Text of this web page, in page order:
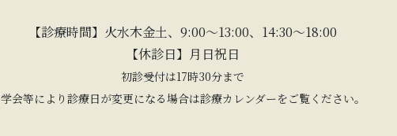
【診療時間】火水木金土、9:00〜13:00、14:30〜18:00
【休診日】月日祝日
初診受付は17時30分まで
学会等により診療日が変更になる場合は診療カレンダーをご覧ください。